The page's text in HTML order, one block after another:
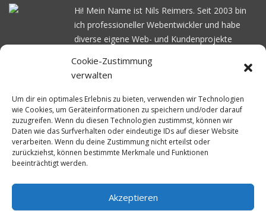
Cookie-Zustimmung
verwalten
Um dir ein optimales Erlebnis zu bieten, verwenden wir Technologien
wie Cookies, um Geräteinformationen zu speichern und/oder darauf
zuzugreifen. Wenn du diesen Technologien zustimmst, können wir
Daten wie das Surfverhalten oder eindeutige IDs auf dieser Website
verarbeiten. Wenn du deine Zustimmung nicht erteilst oder
zurückziehst, können bestimmte Merkmale und Funktionen
beeinträchtigt werden.
Akzeptieren
Hi! Mein Name ist Nils Reimers. Seit 2003 bin
ich professioneller Webentwickler und habe
diverse eigene Web- und Kundenprojekte
schwierig ist gutes Webhosting zu finden: Bei
vielen Anbietern ärgert man sich über
Serverausfälleoder überlangsame
Ladezeiten. Deswegen habe ich im Mai 2016
angefangen, die bekanntesten Webhoster
systematisch zu testen und deren
Erreichbarkeit und Ladezeit für eine typische
Website basierend auf dem beliebten CMS-
System WordPress zu protokollieren. Auf
WebhosterWissen.de werte ich diese